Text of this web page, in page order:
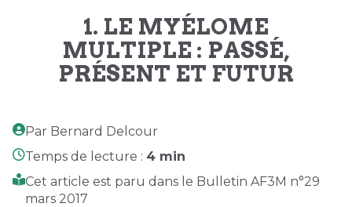
1. LE MYÉLOME
MULTIPLE : PASSÉ,
PRÉSENT ET FUTUR
Par Bernard Delcour
Temps de lecture : 4 min
Cet article est paru dans le Bulletin AF3M n°29
mars 2017